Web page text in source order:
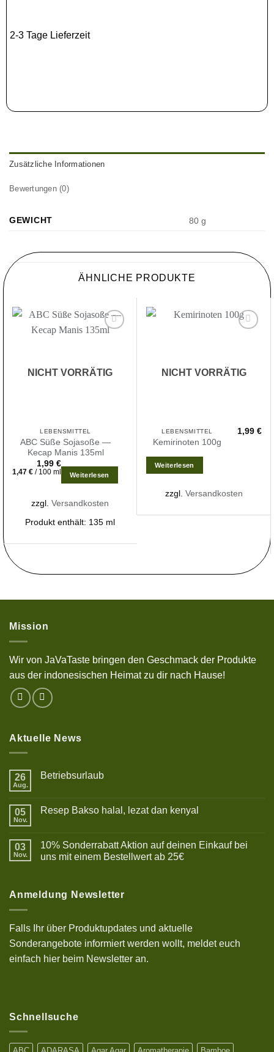
2-3 Tage Lieferzeit
Zusätzliche Informationen
Bewertungen (0)
GEWICHT 80 g
ÄHNLICHE PRODUKTE
NICHT VORRÄTIG
LEBENSMITTEL
ABC Süße Sojasoße —
Kecap Manis 135ml
1,99 €
1,47 € / 100 ml Weiterlesen
zzgl. Versandkosten
Produkt enthält: 135 ml
NICHT VORRÄTIG
LEBENSMITTEL
Kemirinoten 100g
1,99 €
Weiterlesen
zzgl. Versandkosten
Mission
Wir von JaVaTaste bringen den Geschmack der Produkte
aus der indonesischen Heimat zu dir nach Hause!
Aktuelle News
26
Aug.
Betriebsurlaub
Betriebsurlaub
05
Nov.
Resep Bakso halal, lezat dan kenyal
Resep
Bakso
halal,
03
Nov.
10% Sonderrabatt Aktion auf deinen Einkauf bei
uns mit einem Bestellwert ab 25€
10%
Sonderrabatt
deinen
Einkauf
bei
uns
mit
einem
Anmeldung Newsletter
Falls Ihr über Produktupdates und aktuelle
Sonderangebote informiert werden wollt, meldet euch
einfach hier beim Newsletter an.
Schnellsuche